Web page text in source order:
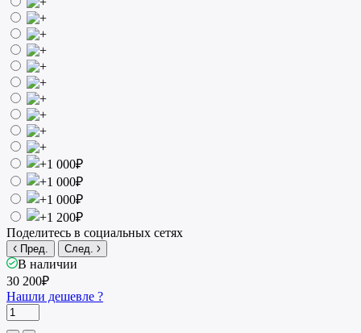
Поделитесь в социальных сетях
Пред. След.
В наличии
30 200₽
Нашли дешевле ?